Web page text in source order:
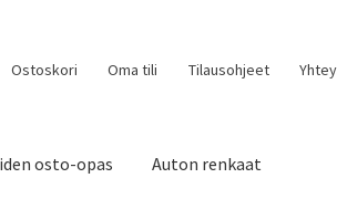
Ostoskori Oma tili Tilausohjeet
osto-opas Auton renkaat